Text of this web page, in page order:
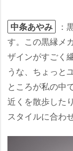
中条あやみ
：
す。この黒縁メ
ザインがすごく
うな、ちょっと
ところが私の中
近くを散歩した
スタイルに合わ